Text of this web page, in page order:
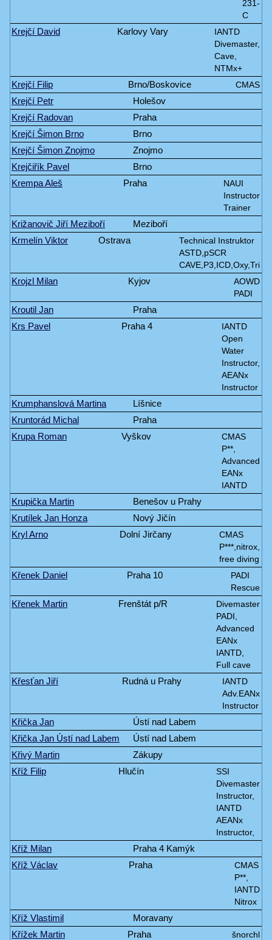
231-
C
Krejčí David Karlovy Vary
IANTD
Divemaster,
Cave,
NTMx+
Krejčí Filip Brno/Boskovice CMAS
Krejčí Petr
Holešov
Krejčí Radovan
Praha
Krejčí Šimon Brno
Brno
Krejčí Šimon Znojmo
Znojmo
Krejčiřík Pavel
Brno
Krempa Aleš
Praha
NAUI
Instructor
Trainer
Križanovič Jiří Meziboří
Meziboří
Krmelín Viktor
Ostrava
Technical Instruktor
ASTD,pSCR
CAVE,P3,ICD,Oxy,Tri
Krojzl Milan Kyjov
AOWD
PADI
Kroutil Jan
Praha
Krs Pavel
Praha 4
IANTD
Open
Water
Instructor,
AEANx
Instructor
Krumphanslová Martina
Líšnice
Kruntorád Michal
Praha
Krupa Roman
Vyškov
CMAS
P**,
Advanced
EANx
IANTD
Krupička Martin
Benešov u Prahy
Krutílek Jan Honza
Nový Jičín
Kryl Arno
Dolní Jirčany
CMAS
P***,nitrox,
free diving
Křenek Daniel Praha 10
PADI
Rescue
Křenek Martin Frenštát p/R
Divemaster
PADI,
Advanced
EANx
IANTD,
Full cave
Křesťan Jiří Rudná u Prahy
IANTD
Adv.EANx
Instructor
Křička Jan
Ústí nad Labem
Křička Jan Ústí nad Labem
Ústí nad Labem
Křivý Martin
Zákupy
Kříž Filip
Hlučín
SSI
Divemaster
Instructor,
IANTD
AEANx
Instructor,
Kříž Milan
Praha 4 Kamýk
Kříž Václav
Praha
CMAS
P**,
IANTD
Nitrox
Kříž Vlastimil
Moravany
Křížek Martin
Praha šnorchl